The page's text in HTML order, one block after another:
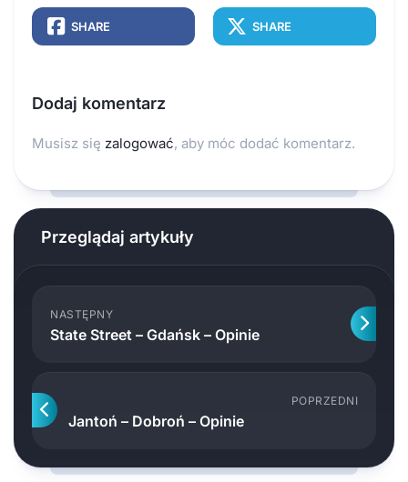
SHARE SHARE
Dodaj komentarz
Musisz się zalogować, aby móc dodać komentarz.
Przeglądaj artykuły
NASTĘPNY
State Street – Gdańsk – Opinie
POPRZEDNI
Jantoń – Dobroń – Opinie